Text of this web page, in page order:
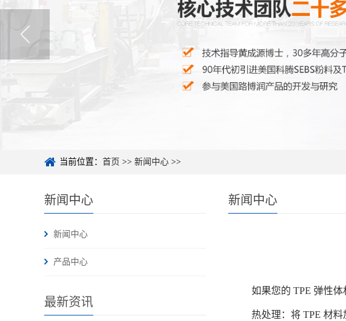
当前位置： 首页 >> 新闻中心 >>
新闻中心
新闻中心
产品中心
最新资讯
新闻中心
如果您的 TPE 弹性
热处理：将 TPE 材